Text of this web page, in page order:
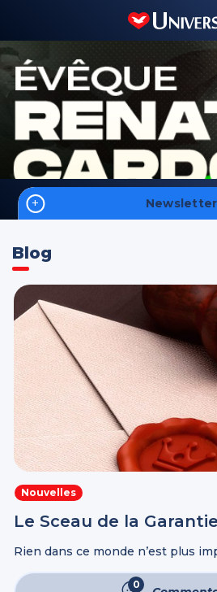
Newsletter
S'inscrire
Foi
Hommes
Intelligence Spirituelle
IntelliMen
Parents et enfants
Relationnel
Vidéos
Blog
Nouvelles
Le Sceau de la Garantie
Rien dans ce monde n’est plus
homme de gagner tout le monde,
0